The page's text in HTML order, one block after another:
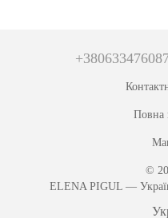
Повна
©
ЕLENA PIGUL —